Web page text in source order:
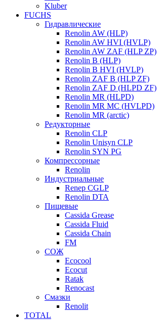
Kluber
FUCHS
Гидравлические
Renolin AW (HLP)
Renolin AW HVI (HVLP)
Renolin AW ZAF (HLP ZP)
Renolin B (HLP)
Renolin B HVI (HVLP)
Renolin ZAF B (HLP ZF)
Renolin ZAF D (HLPD ZF)
Renolin MR (HLPD)
Renolin MR MC (HVLPD)
Renolin MR (arctic)
Редукторные
Renolin CLP
Renolin Unisyn CLP
Renolin SYN PG
Компрессорные
Renolin
Индустриальные
Renep CGLP
Renolin DTA
Пищевые
Cassida Grease
Cassida Fluid
Cassida Chain
FM
СОЖ
Ecocool
Ecocut
Ratak
Renocast
Смазки
Renolit
TOTAL